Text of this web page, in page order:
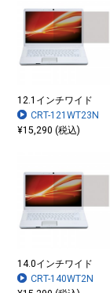
12.1インチワイド
CRT-121WT23N
¥15,290 (税込)
14.0インチワイド
CRT-140WT2N